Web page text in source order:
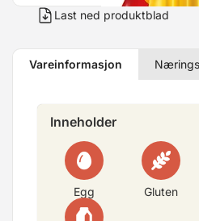
Last ned produktblad
Vareinformasjon
Inneholder
Egg Gluten